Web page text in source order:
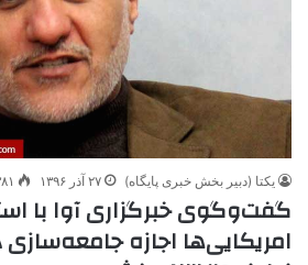
یکتا (دبیر بخش خبری پایگاه) ۲۷ آذر ۱۳۹۶
گفت‌وگوی خبرگزاری آوا با
امریکایی‌ها اجازه جامعه‌سازی